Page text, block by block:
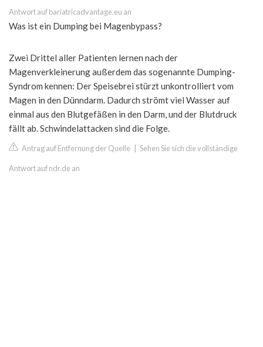
Antwort auf bariatricadvantage.eu an
Was ist ein Dumping bei Magenbypass?
Zwei Drittel aller Patienten lernen nach der
Magenverkleinerung außerdem das sogenannte Dumping-
Syndrom kennen: Der Speisebrei stürzt unkontrolliert vom
Magen in den Dünndarm. Dadurch strömt viel Wasser auf
einmal aus den Blutgefäßen in den Darm, und der Blutdruck
fällt ab. Schwindelattacken sind die Folge.
Antrag auf Entfernung der Quelle Sehen Sie sich die vollständige
Antwort auf ndr.de an